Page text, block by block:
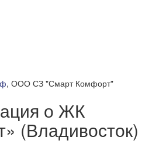
, ООО СЗ "Смарт Комфорт"
о ЖК
(Владивосток)